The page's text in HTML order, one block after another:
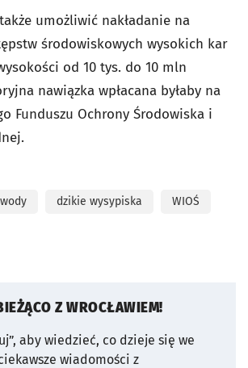
umożliwić nakładanie na
środowiskowych wysokich kar
od 10 tys. do 10 mln
nawiązka wpłacana byłaby na
Funduszu Ochrony Środowiska i
dzikie wysypiska WIOŚ
Z WROCŁAWIEM!
aby wiedzieć, co dzieje się we
wiadomości z